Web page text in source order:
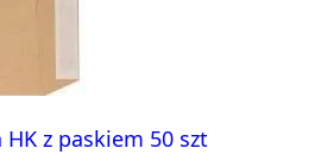
z paskiem 50 szt